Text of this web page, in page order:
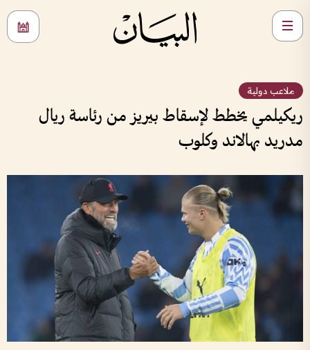
ملاعب دولية
ريكيلمي يخطط لإسقاط بيريز من رئاسة ريال
مدريد بهالاند وكلوب